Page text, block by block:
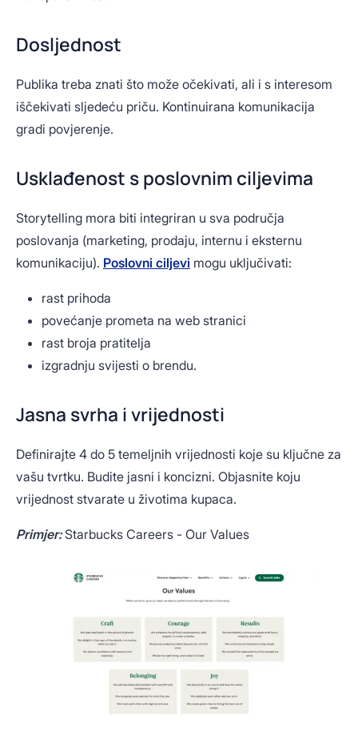
Dosljednost
Publika treba znati što može očekivati, ali i s interesom
iščekivati sljedeću priču. Kontinuirana komunikacija
gradi povjerenje.
Usklađenost s poslovnim ciljevima
Storytelling mora biti integriran u sva područja
poslovanja (marketing, prodaju, internu i eksternu
komunikaciju). Poslovni ciljevi mogu uključivati:
rast prihoda
povećanje prometa na web stranici
rast broja pratitelja
izgradnju svijesti o brendu.
Jasna svrha i vrijednosti
Definirajte 4 do 5 temeljnih vrijednosti koje su ključne za
vašu tvrtku. Budite jasni i koncizni. Objasnite koju
vrijednost stvarate u životima kupaca.
Primjer:Starbucks Careers - Our Values